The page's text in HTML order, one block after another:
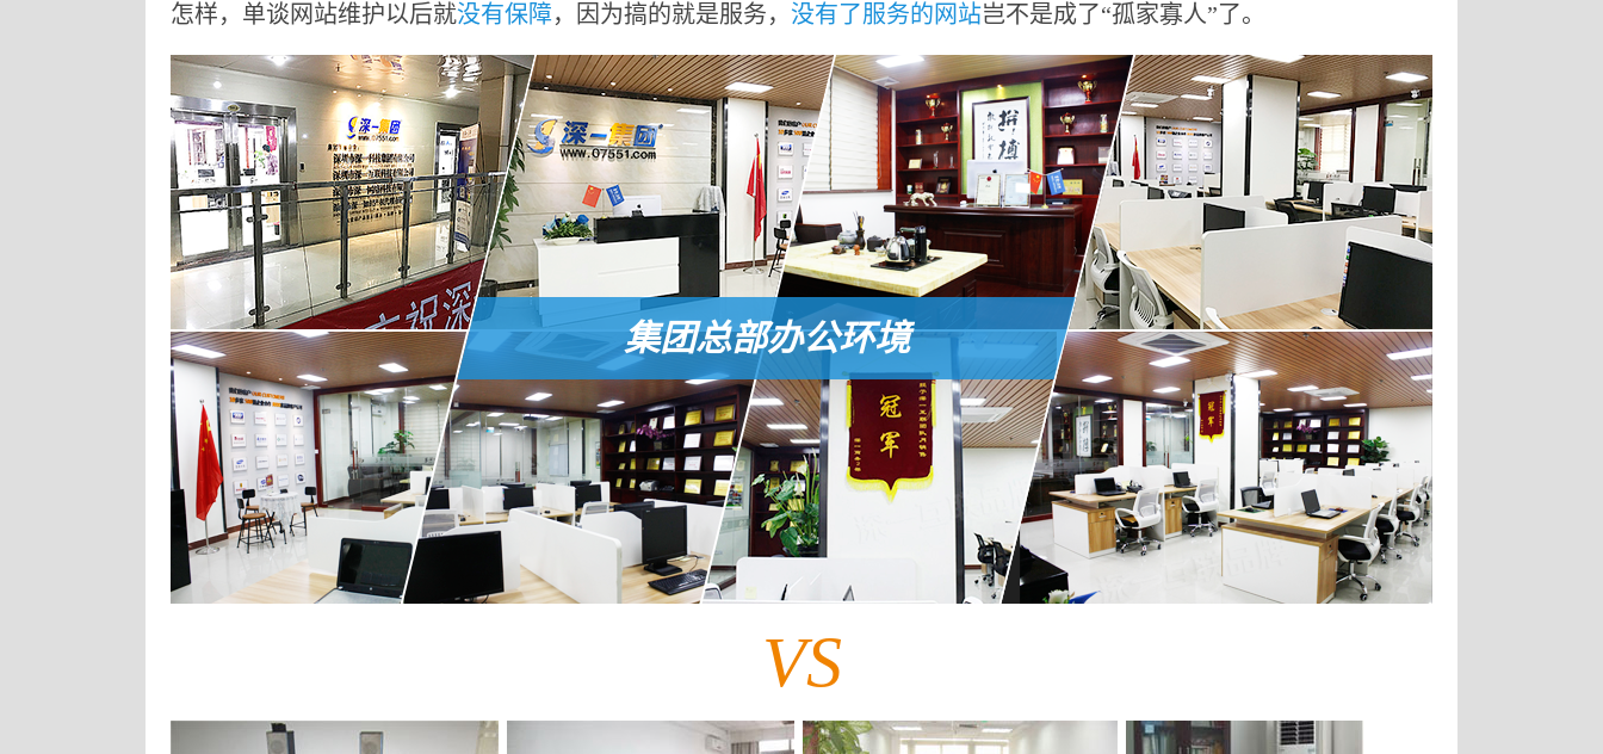
怎样，单谈网站维护以后就没有保障，因为搞的就是服务， 没有了服务的网站岂不是成了“孤家寡人”了。
集团总部办公环境
VS